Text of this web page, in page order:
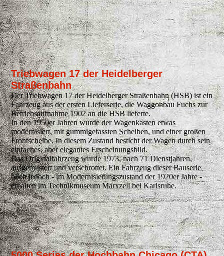
.
Triebwagen 17 der Heidelberger
Straßenbahn
Der Triebwagen 17 der Heidelberger Straßenbahn (HSB) ist ein
Fahrzeug aus der ersten Lieferserie, die Waggonbau Fuchs zur
Betriebsaufnahme 1902 an die HSB lieferte.
In den 1950er Jahren wurde der Wagenkasten etwas
modernisiert, mit gummigefassten Scheiben, und einer großen
Frontscheibe. In diesem Zustand besticht der Wagen durch sein
einfaches, aber elegantes Erscheinungsbild.
Das Originalfahrzeug wurde 1973, nach 71 Dienstjahren,
ausgemustert und verschrottet. Ein Fahrzeug dieser Bauserie
blieb jedoch - im Modernisierungszustand der 1920er Jahre -
erhalten im Technikmuseum Marxzell bei Karlsruhe.